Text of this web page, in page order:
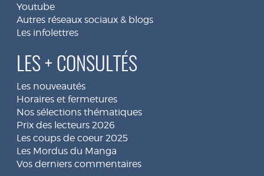
Youtube
Autres réseaux sociaux & blogs
Les infolettres
LES + CONSULTÉS
Les nouveautés
Horaires et fermetures
Nos sélections thématiques
Prix des lecteurs 2026
Les coups de coeur 2025
Les Mordus du Manga
Vos derniers commentaires